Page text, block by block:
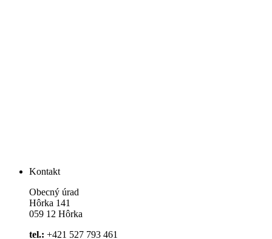
Kontakt
Obecný úrad
Hôrka 141
059 12 Hôrka
tel.: +421 527 793 461